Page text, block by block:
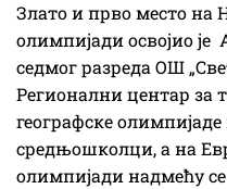
Злато и прво место на
олимпијади освојио
седмог разреда ОШ
Регионални центар за
географске олимпијаде
средњошколци, а на
олимпијади надмећу